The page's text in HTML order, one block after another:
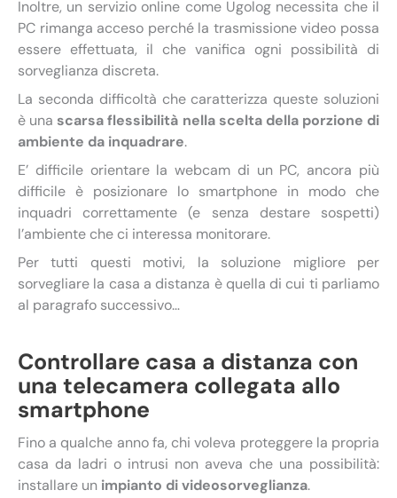
Inoltre, un servizio online come Ugolog necessita che il
PC rimanga acceso perché la trasmissione video possa
essere effettuata, il che vanifica ogni possibilità di
sorveglianza discreta.
La seconda difficoltà che caratterizza queste soluzioni
è una scarsa flessibilità nella scelta della porzione di
ambiente da inquadrare.
E’ difficile orientare la webcam di un PC, ancora più
difficile è posizionare lo smartphone in modo che
inquadri correttamente (e senza destare sospetti)
l’ambiente che ci interessa monitorare.
Per tutti questi motivi, la soluzione migliore per
sorvegliare la casa a distanza è quella di cui ti parliamo
al paragrafo successivo…
Controllare casa a distanza con
una telecamera collegata allo
smartphone
Fino a qualche anno fa, chi voleva proteggere la propria
casa da ladri o intrusi non aveva che una possibilità:
installare un impianto di videosorveglianza.